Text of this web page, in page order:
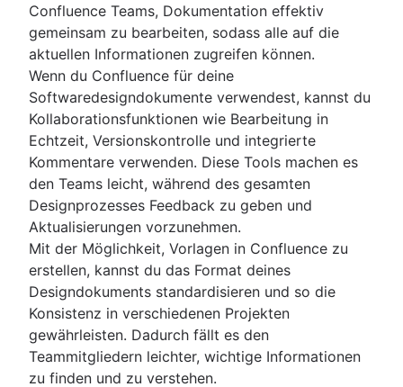
Confluence Teams, Dokumentation effektiv
gemeinsam zu bearbeiten, sodass alle auf die
aktuellen Informationen zugreifen können.
Wenn du Confluence für deine
Softwaredesigndokumente verwendest, kannst du
Kollaborationsfunktionen wie Bearbeitung in
Echtzeit, Versionskontrolle und integrierte
Kommentare verwenden. Diese Tools machen es
den Teams leicht, während des gesamten
Designprozesses Feedback zu geben und
Aktualisierungen vorzunehmen.
Mit der Möglichkeit, Vorlagen in Confluence zu
erstellen, kannst du das Format deines
Designdokuments standardisieren und so die
Konsistenz in verschiedenen Projekten
gewährleisten. Dadurch fällt es den
Teammitgliedern leichter, wichtige Informationen
zu finden und zu verstehen.